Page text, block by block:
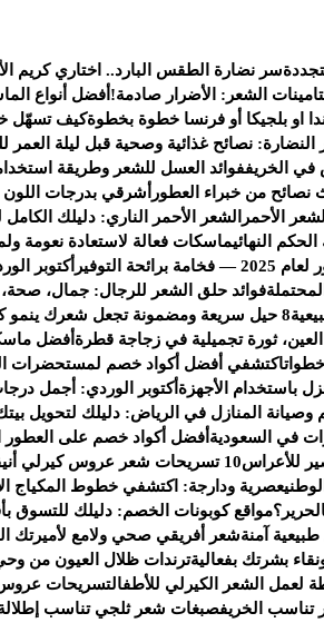
سر نضارة الطقس البارد.. اختاري كريم
الشعر: الأضرار صادمة! أفضل أنواع
او بلجيكا أو فرنسا خطوة بخطوةكيف تسهّل
النضارة: نصائح غذائية وصحية قبل ليلة العمر
الخريففوائد العسل للشعر وطريقة
نصائح من خبراء العطور أشرقي بدرجات
الأحمر الشعر الأحمر الناري: دليلك الكامل
النهائيماسكات فعالة لاستعادة نعومة
التوفير
أكتوبر
فوائد حلق الشعر للرجال: جمال، صحة،
8 حيل سريعة ومضمونة تجعل شعرك
ثورة تجميلية في زجاجة قطرة أفضل
اكتشفي أفضل أكواد خصم لمستحضرات
باستخدام الأجهزة أكتوبر الوردي: أجمل
وصيانة المنازل في الرياض: دليلك لتحويل
في السعودية أفضل أكواد خصم على العطور
للأعراس10 تسريحات شعر عروس كيرلي أنيقة بالصور
عصرية ودارجة: اكتشفي خطوط المكياج
مواقع كوبونات الخصم: دليلك للتسوق
آمنةشعر أفريقي صحي ولامع لأميرتك
بشرتك بفعاليةترندات ظلال العيون من
لعمل الشعر الكيرلي للأطفالتسريحات عروس
الخريفصبغات شعر ثلجي تناسب إطلالة